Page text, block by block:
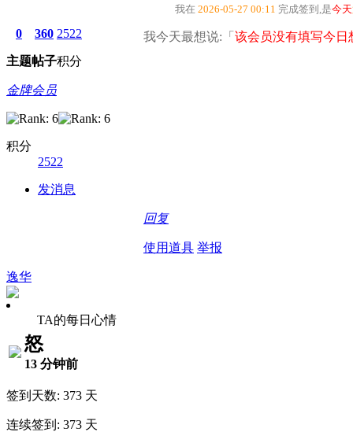
0
主题
360
帖子
2522
积分
金牌会员
积分
2522
发消息
我在 2026-05-27 00:11 完成签到,是今天
我今天最想说:「 该会员没有填写今日
回复
使用道具 举报
逸华
TA的每日心情
怒
13 分钟前
签到天数: 373 天
连续签到: 373 天